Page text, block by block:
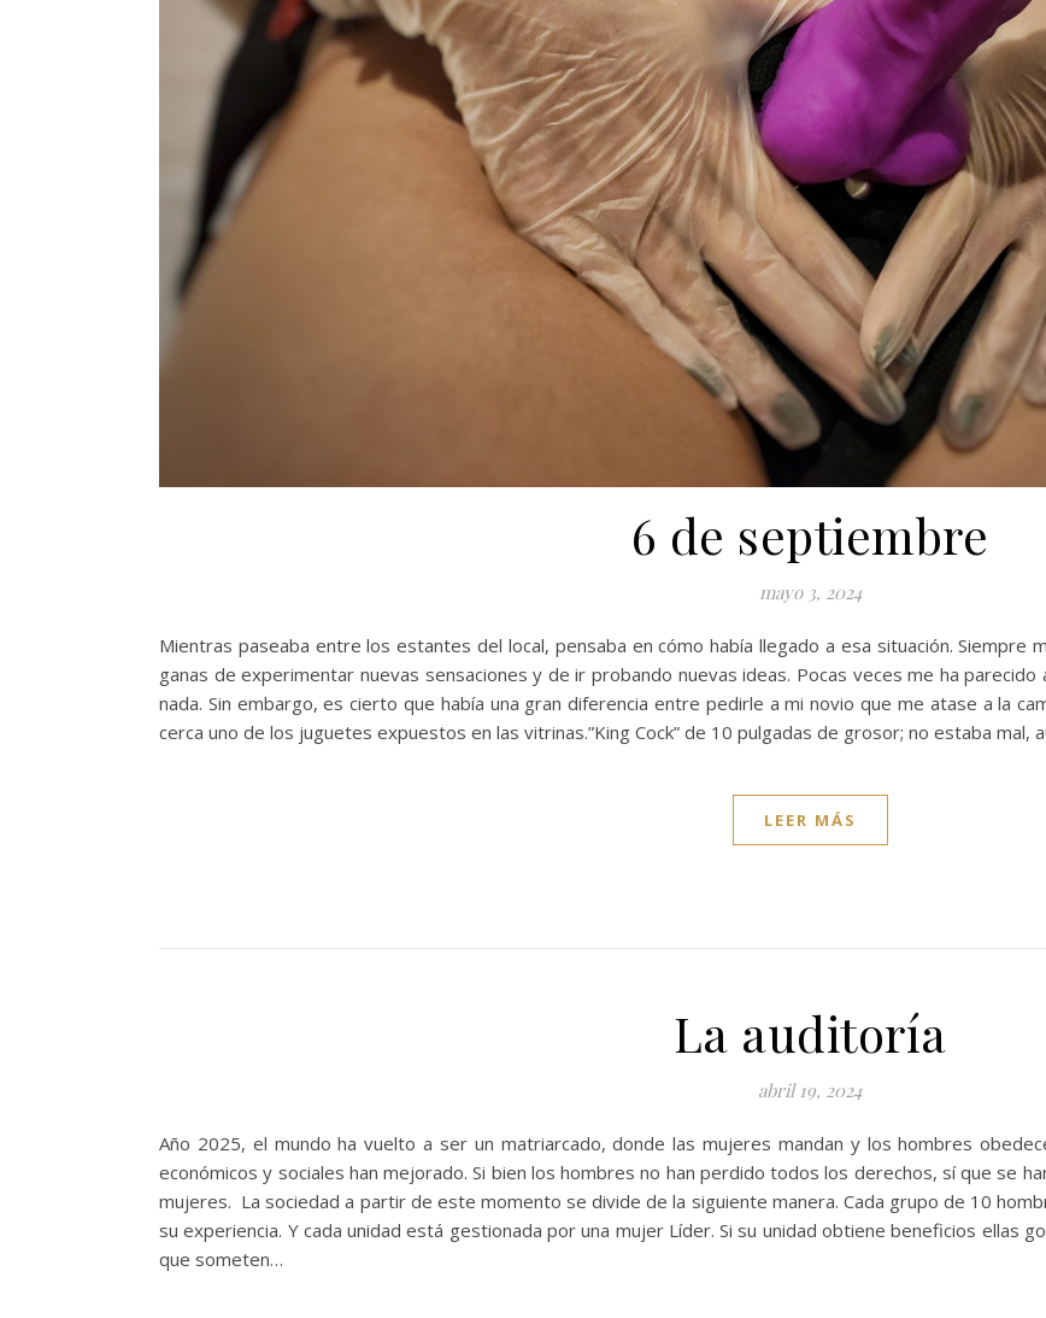
6 de septiembre
mayo 3, 2024
Mientras paseaba entre los estantes del local, pensaba en cómo había llegado a esa situación. Siempre
ganas de experimentar nuevas sensaciones y de ir probando nuevas ideas. Pocas veces me ha
nada. Sin embargo, es cierto que había una gran diferencia entre pedirle a mi novio que me atase a la
cerca uno de los juguetes expuestos en las vitrinas.”King Cock” de 10 pulgadas de grosor; no estaba
LEER MÁS
La auditoría
abril 19, 2024
Año 2025, el mundo ha vuelto a ser un matriarcado, donde las mujeres mandan y los hombres
económicos y sociales han mejorado. Si bien los hombres no han perdido todos los derechos, sí que se
mujeres. La sociedad a partir de este momento se divide de la siguiente manera. Cada grupo de 10
su experiencia. Y cada unidad está gestionada por una mujer Líder. Si su unidad obtiene beneficios ellas
que someten…